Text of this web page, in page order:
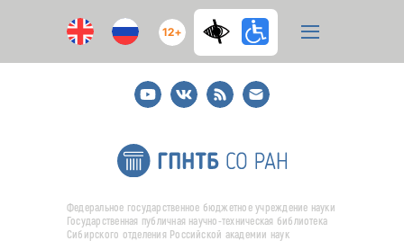
12+
YoutubeВКонтакте
RSS
E-
mail
подписка
Федеральное государственное бюджетное учреждение науки
Государственная публичная научно-техническая библиотека
Сибирского отделения Российской академии наук